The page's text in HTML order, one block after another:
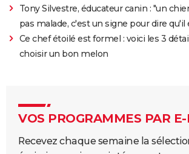
Tony Silvestre, éducateur canin : "un
pas malade, c'est un signe pour dire qu'il
Ce chef étoilé est formel : voici les 3
choisir un bon melon
VOS PROGRAMMES PAR
Recevez chaque semaine la